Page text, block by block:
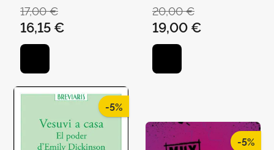
17,00 €
16,15 €
20,00 €
19,00 €
-5%
-5%